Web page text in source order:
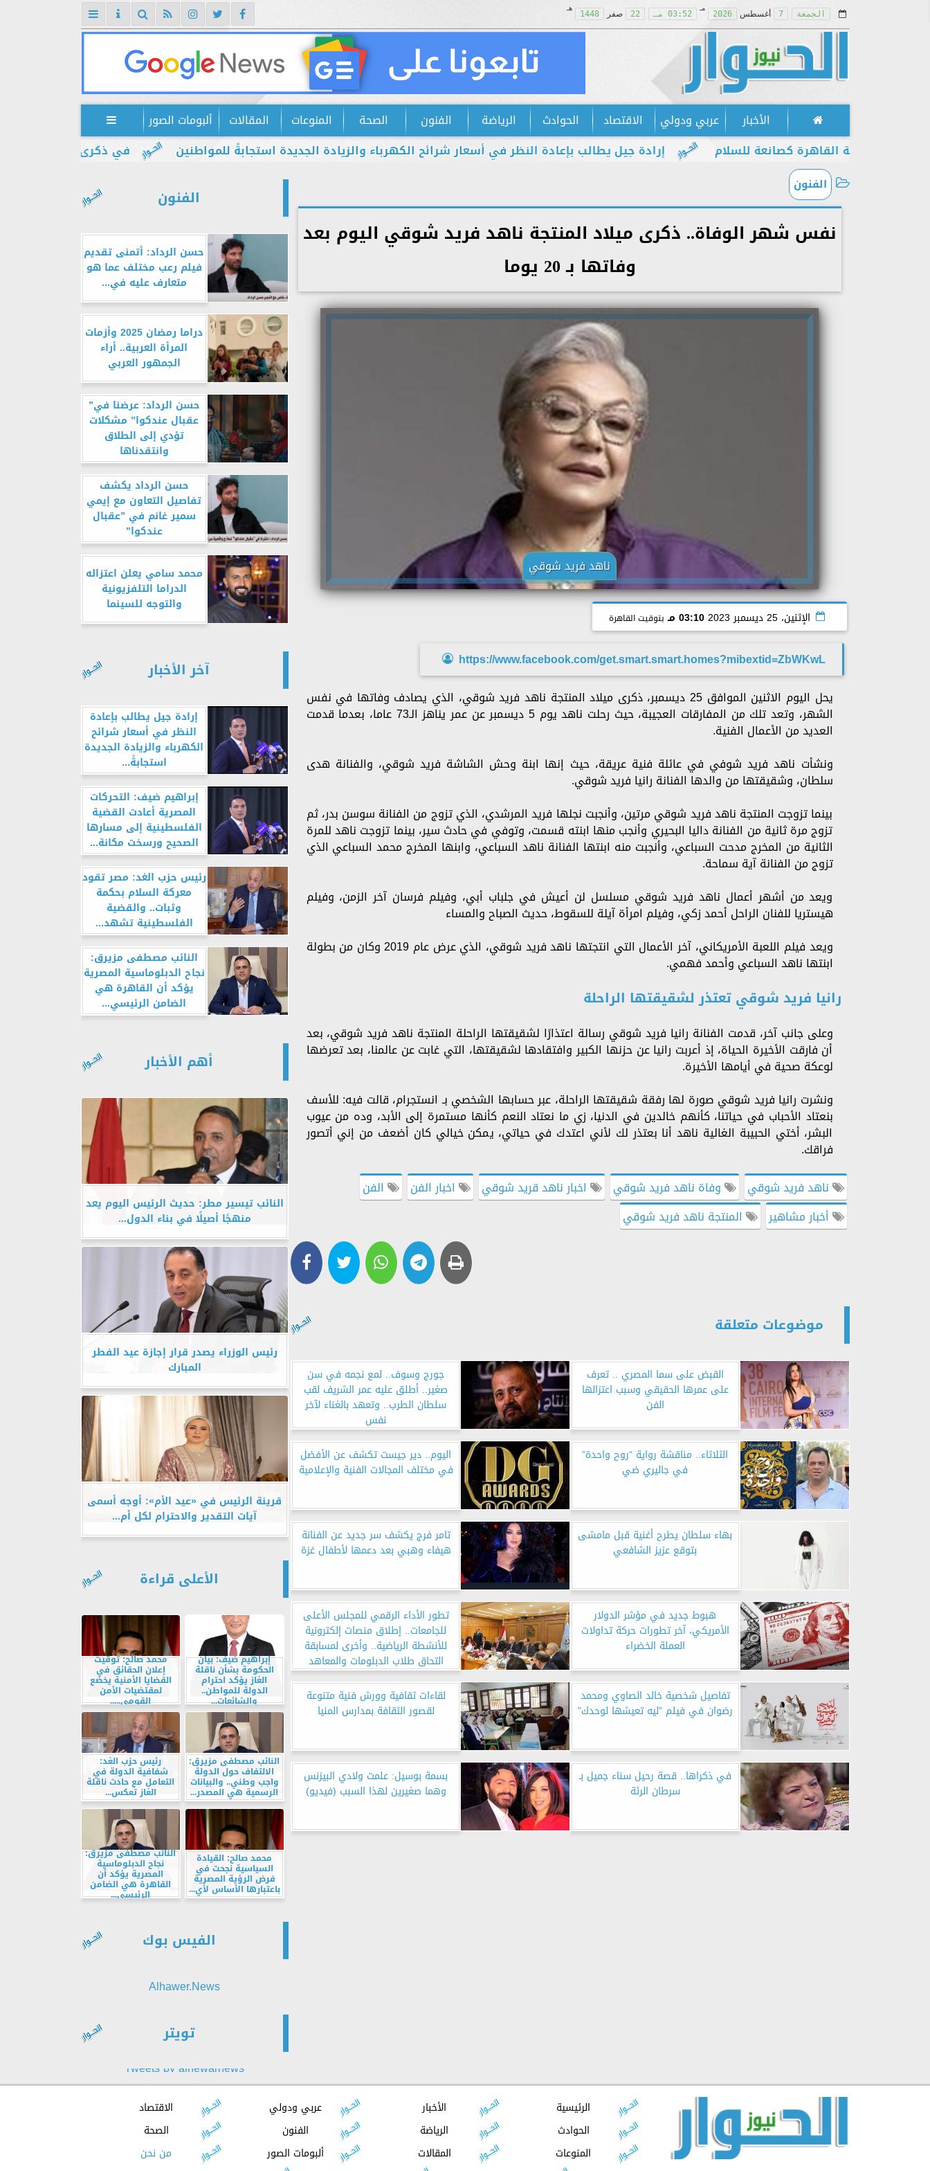
الجمعة 7 أغسطس 2026
مـ
03:52 مـ 22 صفر 1448
هـ
الأخبار عربي ودولي الاقتصاد الحوادث الرياضة الفنون الصحة المنوعات المقالات ألبومات الصور

في ذكرى يوليو.. إبراهيم
إرادة جيل يطالب بإعادة النظر في أسعار شرائح الكهرباء والزيادة الجديدة استجابةً للمواطنين القاهرة كصانعة للسلام
الفنون
نفس شهر الوفاة.. ذكرى ميلاد المنتجة ناهد فريد شوقي اليوم بعد
وفاتها بـ 20 يوما
ناهد فريد شوقي
الإثنين، 25 ديسمبر 2023 03:10 مـ بتوقيت القاهرة
https://www.facebook.com/get.smart.smart.homes?mibextid=ZbWKwL
يحل اليوم الاثنين الموافق 25 ديسمبر، ذكرى ميلاد المنتجة ناهد فريد شوقي، الذي يصادف وفاتها في نفس
الشهر، وتعد تلك من المفارقات العجيبة، حيث رحلت ناهد يوم 5 ديسمبر عن عمر يناهز الـ73 عاما، بعدما قدمت
العديد من الأعمال الفنية.
ونشأت ناهد فريد شوفي في عائلة فنية عريقة، حيث إنها ابنة وحش الشاشة فريد شوقي، والفنانة هدى
سلطان، وشقيقتها من والدها الفنانة رانيا فريد شوقي.
بينما تزوجت المنتجة ناهد فريد شوقي مرتين، وأنجبت نجلها فريد المرشدي، الذي تزوج من الفنانة سوسن بدر، ثم
تزوج مرة ثانية من الفنانة داليا البحيري وأنجب منها ابنته قسمت، وتوفي في حادث سير، بينما تزوجت ناهد للمرة
الثانية من المخرج مدحت السباعي، وأنجبت منه ابنتها الفنانة ناهد السباعي، وابنها المخرج محمد السباعي الذي
تزوج من الفنانة آية سماحة.
ويعد من أشهر أعمال ناهد فريد شوقي مسلسل لن أعيش في جلباب أبي، وفيلم فرسان آخر الزمن، وفيلم
هيستريا للفنان الراحل أحمد زكي، وفيلم امرأة آيلة للسقوط، حديث الصباح والمساء
ويعد فيلم اللعبة الأمريكاني، آخر الأعمال التي انتجتها ناهد فريد شوقي، الذي عرض عام 2019 وكان من بطولة
ابنتها ناهد السباعي وأحمد فهمي.
رانيا فريد شوقي تعتذر لشقيقتها الراحلة
وعلى جانب آخر، قدمت الفنانة رانيا فريد شوقي رسالة اعتذارًا لشقيقتها الراحلة المنتجة ناهد فريد شوقي، بعد
أن فارقت الأخيرة الحياة، إذ أعربت رانيا عن حزنها الكبير وافتقادها لشقيقتها، التي غابت عن عالمنا، بعد تعرضها
لوعكة صحية في أيامها الأخيرة.
ونشرت رانيا فريد شوقي صورة لها رفقة شقيقتها الراحلة، عبر حسابها الشخصي بـ انستجرام، قالت فيه: للأسف
بنعتاد الأحباب في حياتنا، كأنهم خالدين في الدنيا، زي ما نعتاد النعم كأنها مستمرة إلى الأبد، وده من عيوب
البشر، أختي الحبيبة الغالية ناهد أنا بعتذر لك لأني اعتدك في حياتي، يمكن خيالي كان أضعف من إني أتصور
فراقك.
ناهد فريد شوقي
وفاة ناهد فريد شوقي اخبار ناهد قريد شوقي اخبار الفن
الفن
أخبار مشاهير
المنتجة ناهد فريد شوقي
موضوعات متعلقة
القبض على سما المصري .. تعرف
على عمرها الحقيقي وسبب اعتزالها
الفن
جورج وسوف.. لمع نجمه في سن
صغير.. أطلق عليه عمر الشريف لقب
سلطان الطرب.. وتعهد بالغناء لآخر
نفس
الثلاثاء.. مناقشة رواية “روح واحدة”
في جاليري ضي
اليوم.. دير جيست تكشف عن الأفضل
في مختلف المجالات الفنية والإعلامية
بهاء سلطان يطرح أغنية قبل مامشى
بتوقع عزيز الشافعي
تامر فرج يكشف سر جديد عن الفنانة
هيفاء وهبي بعد دعمها لأطفال غزة
هبوط جديد في مؤشر الدولار
الأمريكي، آخر تطورات حركة تداولات
العملة الخضراء
تطور الأداء الرقمي للمجلس الأعلى
للجامعات.. إطلاق منصات إلكترونية
للأنشطة الرياضية.. وأخرى لمسابقة
التحاق طلاب الدبلومات والمعاهد
الفنية بالجامعات
تفاصيل شخصية خالد الصاوي ومحمد
رضوان في فيلم ”ليه تعيشها لوحدك”
لقاءات ثقافية وورش فنية متنوعة
لقصور الثقافة بمدارس المنيا
في ذكراها.. قصة رحيل سناء جميل بـ
سرطان الرئة
بسمة بوسيل: علمت ولادي البيزنس
وهما صغيرين لهذا السبب (فيديو)
الفنون
حسن الرداد: أتمنى تقديم
فيلم رعب مختلف عما هو
متعارف عليه في...
دراما رمضان 2025 وأزمات
المرأة العربية.. أراء
الجمهور العربي
حسن الرداد: عرضنا في”
عقبال عندكوا” مشكلات
تؤدي إلى الطلاق
وانتقدناها
حسن الرداد يكشف
تفاصيل التعاون مع إيمي
سمير غانم في ”عقبال
عندكوا”
محمد سامي يعلن اعتزاله
الدراما التلفزيونية
والتوجه للسينما
آخر الأخبار
إرادة جيل يطالب بإعادة
النظر في أسعار شرائح
الكهرباء والزيادة الجديدة
استجابةً...
إبراهيم ضيف: التحركات
المصرية أعادت القضية
الفلسطينية إلى مسارها
الصحيح ورسخت مكانة...
رئيس حزب الغد: مصر تقود
معركة السلام بحكمة
وثبات.. والقضية
الفلسطينية تشهد...
النائب مصطفى مزيرق:
نجاح الدبلوماسية المصرية
يؤكد أن القاهرة هي
الضامن الرئيسي...
أهم الأخبار
النائب تيسير مطر: حديث الرئيس اليوم يعد
منهجًا أصيلًا في بناء الدول...
رئيس الوزراء يصدر قرار إجازة عيد الفطر
المبارك
قرينة الرئيس في «عيد الأم»: أوجه أسمى
آيات التقدير والاحترام لكل أم...
الأعلى قراءة
إبراهيم ضيف: بيان
الحكومة بشأن ناقلة
الغاز يؤكد احترام
الدولة للمواطن..
والشائعات...
محمد صالح: توقيت
إعلان الحقائق في
القضايا الأمنية يخضع
لمقتضيات الأمن
القومي.....
النائب مصطفى مزيرق:
الالتفاف حول الدولة
واجب وطني.. والبيانات
الرسمية هي المصدر...
رئيس حزب الغد:
شفافية الدولة في
التعامل مع حادث ناقلة
الغاز تعكس...
محمد صالح: القيادة
السياسية نجحت في
فرض الرؤية المصرية
باعتبارها الأساس لأي...
النائب مصطفى مزيرق:
نجاح الدبلوماسية
المصرية يؤكد أن
القاهرة هي الضامن
الرئيسي...
الفيس بوك
Alhawer.News
تويتر
Tweets by alhewarnews
الرئيسية الأخبار عربي ودولي
الاقتصاد
الحوادث
الرياضة الفنون
الصحة
المنوعات
المقالات ألبومات الصور
من نحن